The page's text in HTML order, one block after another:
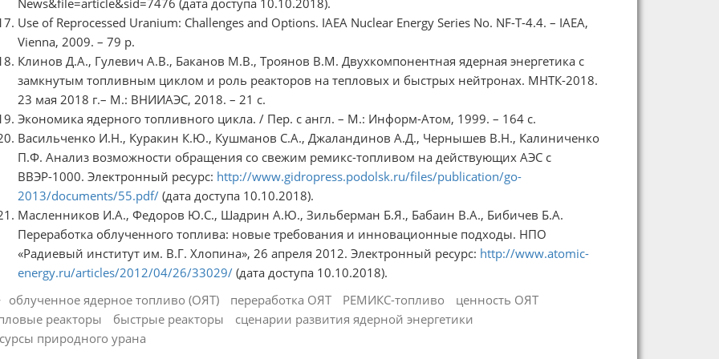
Use of Reprocessed Uranium: Challenges and Options. IAEA Nuclear Energy Series No. NF-T-4.4. – IAEA,
Vienna, 2009. – 79 р.
Клинов Д.А., Гулевич А.В., Баканов М.В., Троянов В.М. Двухкомпонентная ядерная энергетика с
замкнутым топливным циклом и роль реакторов на тепловых и быстрых нейтронах. МНТК-2018.
23 мая 2018 г.– М.: ВНИИАЭС, 2018. – 21 c.
Экономика ядерного топливного цикла. / Пер. с англ. – М.: Информ-Атом, 1999. – 164 с.
Васильченко И.Н., Куракин К.Ю., Кушманов С.А., Джаландинов А.Д., Чернышев В.Н., Калиниченко
П.Ф. Анализ возможности обращения со свежим ремикс-топливом на действующих АЭС с
ВВЭР-1000. Электронный ресурс: http://www.gidropress.podolsk.ru/files/publication/go-
2013/documents/55.pdf/(дата доступа 10.10.2018).
Масленников И.А., Федоров Ю.С., Шадрин А.Ю., Зильберман Б.Я., Бабаин В.А., Бибичев Б.А.
Переработка облученного топлива: новые требования и инновационные подходы. НПО
«Радиевый институт им. В.Г. Хлопина», 26 апреля 2012. Электронный ресурс: http://www.atomic-
energy.ru/articles/2012/04/26/33029/(дата доступа 10.10.2018).
облученное ядерное топливо (ОЯТ)
переработка ОЯТ РЕМИКС-топливо
ценность ОЯТ
реакторы
быстрые реакторы
сценарии развития ядерной энергетики
природного урана